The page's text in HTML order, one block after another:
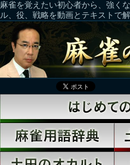
麻雀を覚えたい初心者から、強く
ル、役、戦略を動画とテキストで